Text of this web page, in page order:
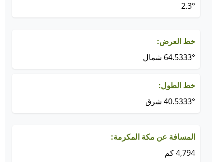
2.3°
خط العرض:
64.5333° شمال
خط الطول:
40.5333° شرق
المسافة عن مكة المكرمة:
4,794 كم